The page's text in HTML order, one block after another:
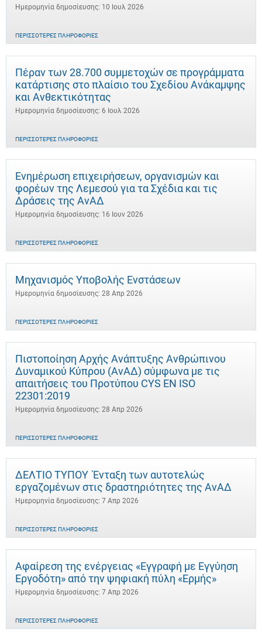
Ημερομηνία δημοσίευσης: 10 Ιουλ 2026
ΠΕΡΙΣΣΌΤΕΡΕΣ ΠΛΗΡΟΦΟΡΊΕΣ
Πέραν των 28.700 συμμετοχών σε προγράμματα
κατάρτισης στο πλαίσιο του Σχεδίου Ανάκαμψης
και Ανθεκτικότητας
Ημερομηνία δημοσίευσης: 6 Ιουλ 2026
ΠΕΡΙΣΣΌΤΕΡΕΣ ΠΛΗΡΟΦΟΡΊΕΣ
Ενημέρωση επιχειρήσεων, οργανισμών και
φορέων της Λεμεσού για τα Σχέδια και τις
Δράσεις της ΑνΑΔ
Ημερομηνία δημοσίευσης: 16 Ιουν 2026
ΠΕΡΙΣΣΌΤΕΡΕΣ ΠΛΗΡΟΦΟΡΊΕΣ
Μηχανισμός Υποβολής Ενστάσεων
Ημερομηνία δημοσίευσης: 28 Απρ 2026
ΠΕΡΙΣΣΌΤΕΡΕΣ ΠΛΗΡΟΦΟΡΊΕΣ
Πιστοποίηση Αρχής Ανάπτυξης Ανθρώπινου
Δυναμικού Κύπρου (ΑνΑΔ) σύμφωνα με τις
απαιτήσεις του Προτύπου CYS EN ISO
22301:2019
Ημερομηνία δημοσίευσης: 28 Απρ 2026
ΠΕΡΙΣΣΌΤΕΡΕΣ ΠΛΗΡΟΦΟΡΊΕΣ
ΔΕΛΤΙΟ ΤΥΠΟΥ Ένταξη των αυτοτελώς
εργαζομένων στις δραστηριότητες της ΑνΑΔ
Ημερομηνία δημοσίευσης: 7 Απρ 2026
ΠΕΡΙΣΣΌΤΕΡΕΣ ΠΛΗΡΟΦΟΡΊΕΣ
Αφαίρεση της ενέργειας «Εγγραφή με Εγγύηση
Εργοδότη» από την ψηφιακή πύλη «Ερμής»
Ημερομηνία δημοσίευσης: 7 Απρ 2026
ΠΕΡΙΣΣΌΤΕΡΕΣ ΠΛΗΡΟΦΟΡΊΕΣ